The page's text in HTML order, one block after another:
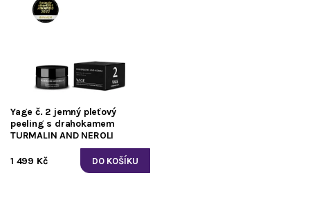
Yage č. 2 jemný pleťový
peeling s drahokamem
TURMALIN AND NEROLI
1 499 Kč